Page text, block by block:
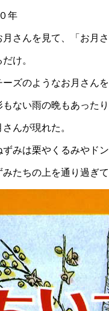
年
さんを見て、「お月
け。
ズのようなお月さん
ない雨の晩もあった
んが現れた。
みは栗やくるみやド
たちの上を通り過ぎて